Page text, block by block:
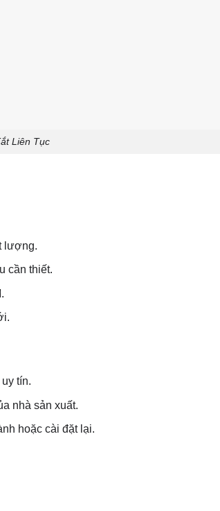
Liên Tục
lượng.
cần thiết.
tín.
nhà sản xuất.
hoặc cài đặt lại.